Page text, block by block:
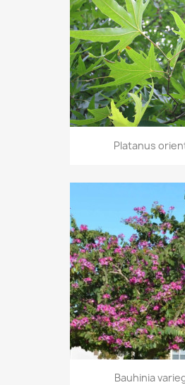
Platanus
Bauhinia